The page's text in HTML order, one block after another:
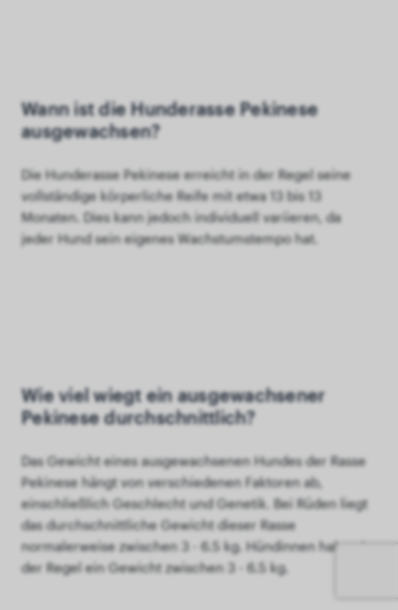
Wann ist die Hunderasse Pekinese
ausgewachsen?
Die Hunderasse Pekinese erreicht in der Regel seine
vollständige körperliche Reife mit etwa 13 bis 13
Monaten. Dies kann jedoch individuell variieren, da
jeder Hund sein eigenes Wachstumstempo hat.
Wie viel wiegt ein ausgewachsener
Pekinese durchschnittlich?
Das Gewicht eines ausgewachsenen Hundes der Rasse
Pekinese hängt von verschiedenen Faktoren ab,
einschließlich Geschlecht und Genetik. Bei Rüden liegt
das durchschnittliche Gewicht dieser Rasse
normalerweise zwischen 3 - 6.5 kg. Hündinnen haben in
der Regel ein Gewicht zwischen 3 - 6.5 kg.